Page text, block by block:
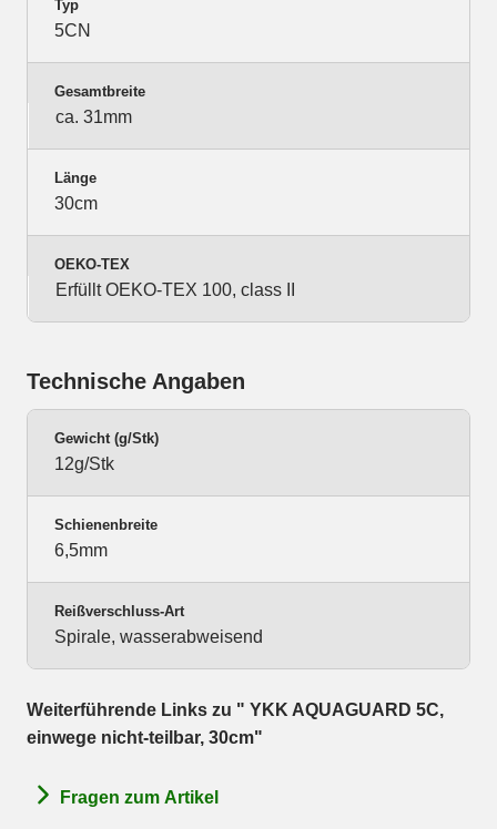
Typ
5CN
Gesamtbreite
ca. 31mm
Länge
30cm
OEKO-TEX
Erfüllt OEKO-TEX 100, class II
Technische Angaben
Gewicht (g/Stk)
12g/Stk
Schienenbreite
6,5mm
Reißverschluss-Art
Spirale, wasserabweisend
Weiterführende Links zu " YKK AQUAGUARD 5C,
einwege nicht-teilbar, 30cm"
Fragen zum Artikel